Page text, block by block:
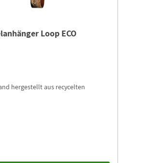
Loop ECO
hergestellt aus recycelten